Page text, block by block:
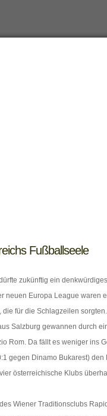
Fußballseele
zukünftig ein
neuen Europa League waren
für die Schlagzeilen
Salzburg gewannen durch
Rom. Da fällt es weniger ins
gegen Dinamo Bukarest)
österreichische Klubs
Wiener Traditionsclubs